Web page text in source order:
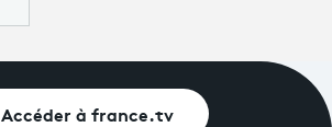
Accéder à france.tv